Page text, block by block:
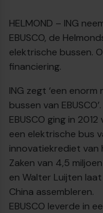
HELMOND – ING
EBUSCO, de
elektrische bussen.
financiering.
ING zegt ‘een
bussen van EBUSCO’.
EBUSCO ging in
een elektrische bus
innovatiekrediet van
Zaken van 4,5
en Walter Luijten
China assembleren.
EBUSCO leverde in